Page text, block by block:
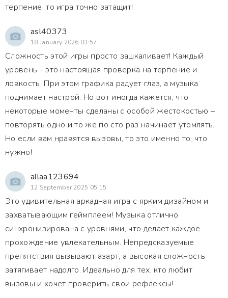
терпение, то игра точно затащит!
asl40373
18 January 2026 03:57
Сложность этой игры просто зашкаливает! Каждый
уровень - это настоящая проверка на терпение и
ловкость. При этом графика радует глаз, а музыка
поднимает настрой. Но вот иногда кажется, что
некоторые моменты сделаны с особой жестокостью –
повторять одно и то же по сто раз начинает утомлять.
Но если вам нравятся вызовы, то это именно то, что
нужно!
allaa123694
12 September 2025 05:15
Это удивительная аркадная игра с ярким дизайном и
захватывающим геймплеем! Музыка отлично
синхронизирована с уровнями, что делает каждое
прохождение увлекательным. Непредсказуемые
препятствия вызывают азарт, а высокая сложность
затягивает надолго. Идеально для тех, кто любит
вызовы и хочет проверить свои рефлексы!